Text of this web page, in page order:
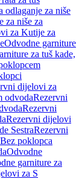
odlaganje za niše
za niše za
za Kutije za
Odvodne garniture
za tuš kade,
dijelovi za
odvodaRezervni
Rezervni
Rezervni dijelovi
SestraRezervni
Bez poklopca
Odvodne
garniture za
za S